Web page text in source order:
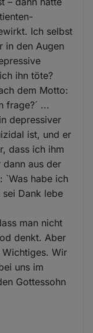
Ich selbst
in den Augen
ihn töte?
dem Motto:
frage?´ ...
depressiver
ist, und er
dass ich ihm
dann aus der
`Was habe ich
Dank lebe
man nicht
denkt. Aber
Wichtiges. Wir
uns im
Gottessohn